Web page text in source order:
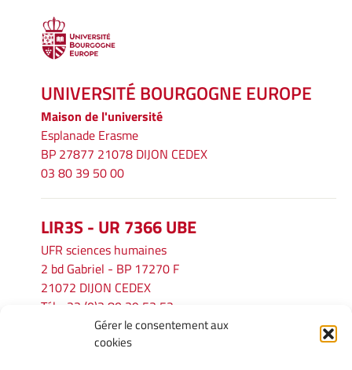
Gérer le consentement aux
cookies
UNIVERSITÉ BOURGOGNE EUROPE
Maison de l'université
Esplanade Erasme
BP 27877 21078 DIJON CEDEX
03 80 39 50 00
LIR3S - UR 7366 UBE
UFR sciences humaines
2 bd Gabriel - BP 17270 F
21072 DIJON CEDEX
Tél. : 33 (0)3 80 39 53 52
lir3s@u-bourgogne.fr